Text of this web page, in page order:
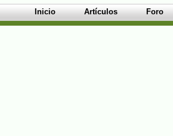
Inicio Artículos Foro